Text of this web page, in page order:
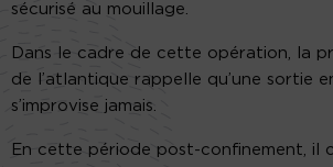
sécurisé au mouillage.
Dans le cadre de cette opération, la
de l’atlantique rappelle qu’une sortie
s’improvise jamais.
En cette période post-confinement, il